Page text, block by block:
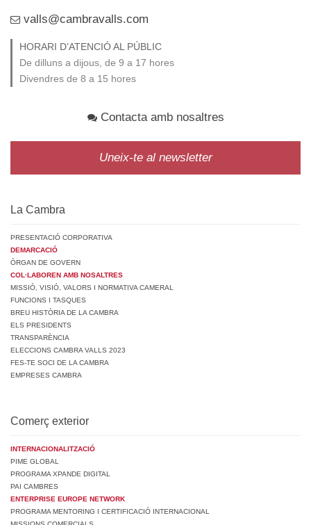
valls@cambravalls.com
HORARI D’ATENCIÓ AL PÚBLIC
De dilluns a dijous, de 9 a 17 hores
Divendres de 8 a 15 hores
Contacta amb nosaltres
Uneix-te al newsletter
La Cambra
PRESENTACIÓ CORPORATIVA
DEMARCACIÓ
ÒRGAN DE GOVERN
COL·LABOREN AMB NOSALTRES
MISSIÓ, VISIÓ, VALORS I NORMATIVA CAMERAL
FUNCIONS I TASQUES
BREU HISTÒRIA DE LA CAMBRA
ELS PRESIDENTS
TRANSPARÈNCIA
ELECCIONS CAMBRA VALLS 2023
FES-TE SOCI DE LA CAMBRA
EMPRESES CAMBRA
Comerç exterior
INTERNACIONALITZACIÓ
PIME GLOBAL
PROGRAMA XPANDE DIGITAL
PAI CAMBRES
ENTERPRISE EUROPE NETWORK
PROGRAMA MENTORING I CERTIFICACIÓ INTERNACIONAL